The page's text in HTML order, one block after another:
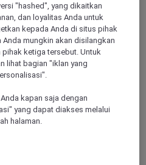
"hashed", yang dikaitkan
dan loyalitas Anda untuk
kepada Anda di situs pihak
mungkin akan disilangkan
ketiga tersebut. Untuk
lihat bagian "iklan yang
kapan saja dengan
yang dapat diakses melalui
halaman.